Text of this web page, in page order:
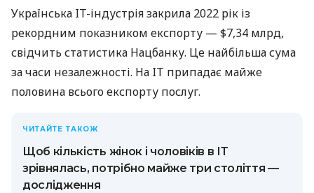
Українська IT-індустрія закрила 2022 рік із
рекордним показником експорту — $7,34 млрд,
свідчить статистика Нацбанку. Це найбільша сума
за часи незалежності. На IT припадає майже
половина всього експорту послуг.
ЧИТАЙТЕ ТАКОЖ
Щоб кількість жінок і чоловіків в ІТ
зрівнялась, потрібно майже три століття —
дослідження